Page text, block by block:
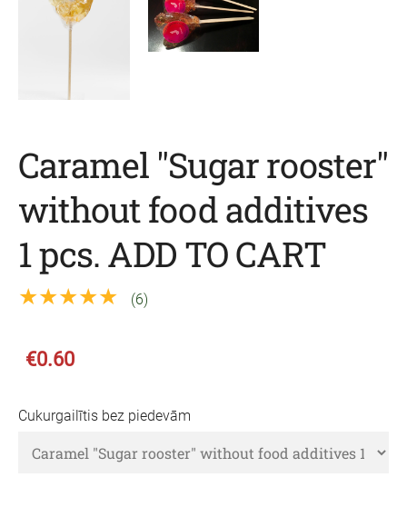
Caramel "Sugar rooster"
without food additives
1 pcs. ADD TO CART
★★★★★ (6)
€0.60
Cukurgailītis bez piedevām